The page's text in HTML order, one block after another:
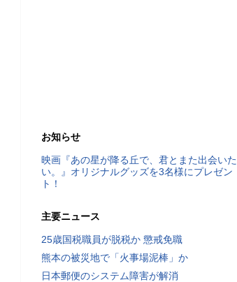
お知らせ
映画『あの星が降る丘で、君とまた出会いた
い。』オリジナルグッズを3名様にプレゼン
ト！
主要ニュース
25歳国税職員が脱税か 懲戒免職
熊本の被災地で「火事場泥棒」か
日本郵便のシステム障害が解消